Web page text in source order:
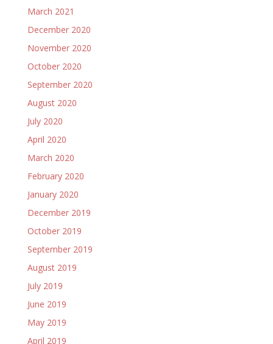
March 2021
December 2020
November 2020
October 2020
September 2020
August 2020
July 2020
April 2020
March 2020
February 2020
January 2020
December 2019
October 2019
September 2019
August 2019
July 2019
June 2019
May 2019
April 2019